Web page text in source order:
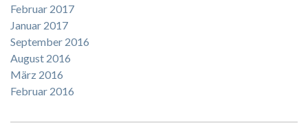
Februar 2017
Januar 2017
September 2016
August 2016
März 2016
Februar 2016